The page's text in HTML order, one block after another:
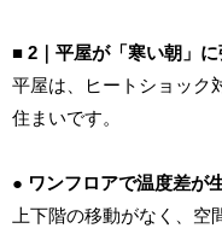
■ 2｜平屋が「寒い朝」
平屋は、ヒートショック
住まいです。
● ワンフロアで温度差が
上下階の移動がなく、